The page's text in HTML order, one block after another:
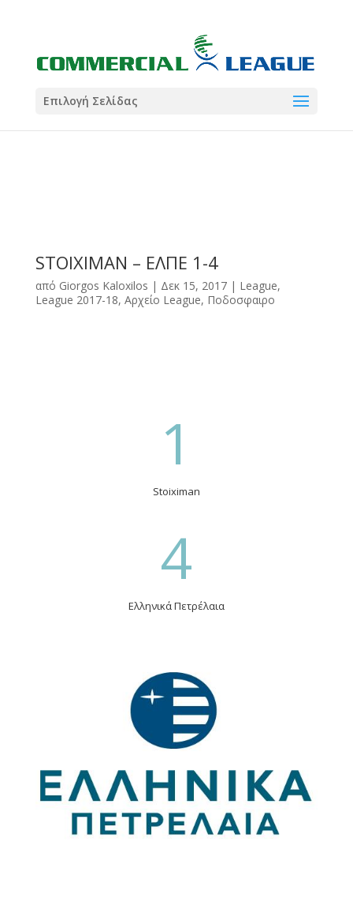
Coral
Σωματείο ΣΟΛ
Coral
5
Επιλογή Σελίδας
STOIXIMAN – ΕΛΠΕ 1-4
από Giorgos Kaloxilos | Δεκ 15, 2017| League,
League 2017-18, Αρχείο League, Ποδοσφαιρο
1
Stoiximan
4
Ελληνικά Πετρέλαια